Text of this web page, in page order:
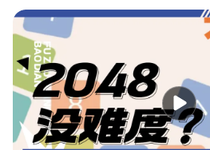
消息：缝合怪；好消息：全缝了#宝藏
戏讨论#休闲游戏#游戏推荐